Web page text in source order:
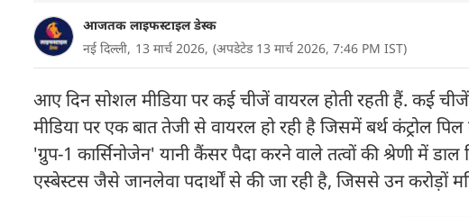
आजतक लाइफस्टाइल डेस्क
नई दिल्ली, 13 मार्च 2026, (अपडेटेड 13 मार्च 2026, 7:46 PM IST)
आए दिन सोशल मीडिया पर कई चीजें वायरल होती रहती हैं. कई
मीडिया पर एक बात तेजी से वायरल हो रही है जिसमें बर्थ कंट्रोल
'ग्रुप-1 कार्सिनोजेन' यानी कैंसर पैदा करने वाले तत्वों की श्रेणी में
एस्बेस्टस जैसे जानलेवा पदार्थों से की जा रही है, जिससे उन करोड़ों